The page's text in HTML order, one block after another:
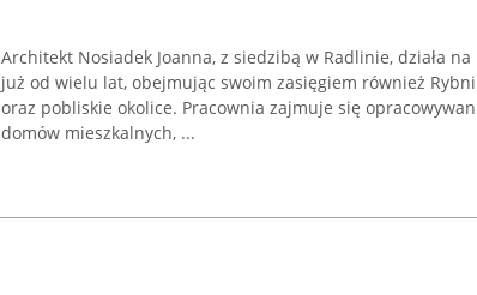
Architekt Nosiadek Joanna, z siedzibą w Radlinie, działa
już od wielu lat, obejmując swoim zasięgiem również
oraz pobliskie okolice. Pracownia zajmuje się
domów mieszkalnych, ...